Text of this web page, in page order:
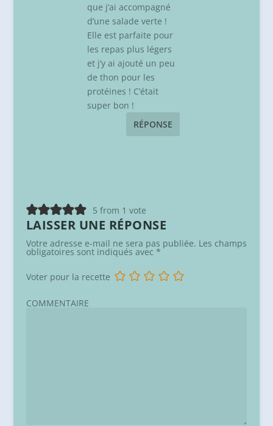
que j’ai accompagné
d’une salade verte !
Elle est parfaite pour
les repas plus légers
et j’y ai ajouté un peu
de thon pour les
protéines ! C’était
super bon !
RÉPONSE
5 from 1 vote
LAISSER UNE RÉPONSE
Votre adresse e-mail ne sera pas publiée. Les champs
obligatoires sont indiqués avec *
Voter pour la recette
COMMENTAIRE